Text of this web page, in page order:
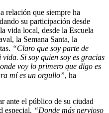
relación que siempre ha
su participación desde
vida local, desde la Escuela
la Semana Santa, la
“Claro que soy parte de
Si soy quien soy es gracias
voy lo primero que digo es
mí es un orgullo”, ha
ante el público de su ciudad
especial. “Donde más nervioso